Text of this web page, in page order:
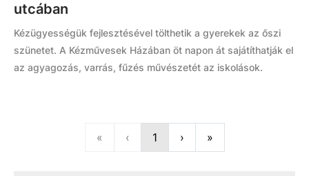
utcában
Kézügyességük fejlesztésével tölthetik a gyerekek az őszi
szünetet. A Kézművesek Házában öt napon át sajátíthatják el
az agyagozás, varrás, fűzés művészetét az iskolások.
« ‹Previous
1 ›Next»Last